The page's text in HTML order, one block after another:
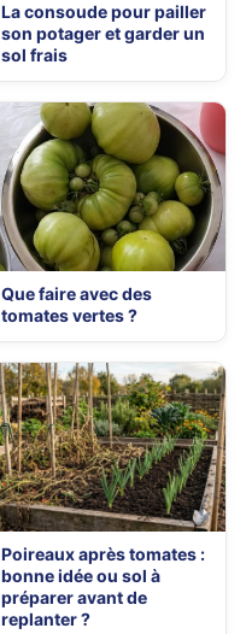
La consoude pour pailler
son potager et garder un
sol frais
Que faire avec des
tomates vertes ?
Poireaux après tomates :
bonne idée ou sol à
préparer avant de
replanter ?